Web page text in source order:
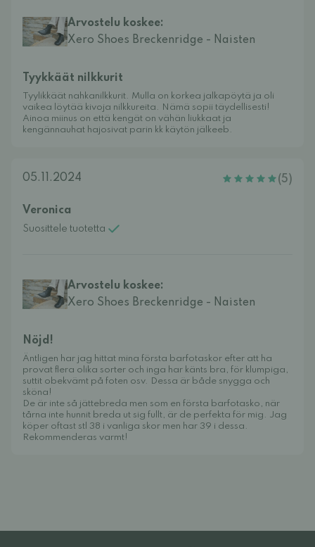
Arvostelu koskee:
Xero Shoes Breckenridge - Naisten
Tyykkäät nilkkurit
Tyylikkäät nahkanilkkurit. Mulla on korkea jalkapöytä ja oli
vaikea löytää kivoja nilkkureita. Nämä sopii täydellisesti!
Ainoa miinus on että kengät on vähän liukkaat ja
kengännauhat hajosivat parin kk käytön jälkeeb.
05.11.2024 (5)
Veronica
Suosittele tuotetta
Arvostelu koskee:
Xero Shoes Breckenridge - Naisten
Nöjd!
Äntligen har jag hittat mina första barfotaskor efter att ha
provat flera olika sorter och inga har känts bra, för klumpiga,
suttit obekvämt på foten osv. Dessa är både snygga och
sköna!
De är inte så jättebreda men som en första barfotasko, när
tårna inte hunnit breda ut sig fullt, är de perfekta för mig. Jag
köper oftast stl 38 i vanliga skor men har 39 i dessa.
Rekommenderas varmt!